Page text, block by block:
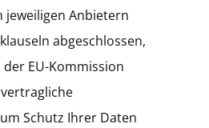
jeweiligen Anbietern
abgeschlossen,
EU-Kommission
Schutz Ihrer Daten